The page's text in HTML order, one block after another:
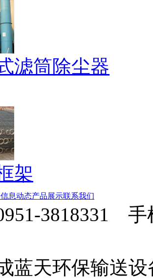
滤筒除尘器
架
信息动态产品展示联系我们
3818331 手
蓝天环保输送